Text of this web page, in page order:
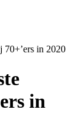
in 2020
in